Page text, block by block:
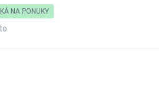
NA PONUKY